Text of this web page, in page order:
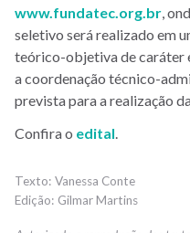
www.fundatec.org.br ,
seletivo será realizado em
teórico-objetiva de caráter
a coordenação técnico-
prevista para a realização
Confira o edital
Vanessa Conte
Gilmar Martins